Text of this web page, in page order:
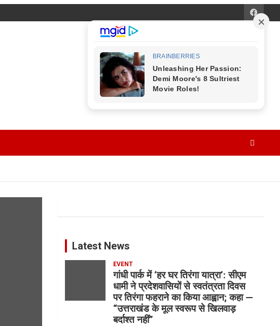
Latest News
EVENT
गांधी पार्क में ‘हर घर तिरंगा यात्रा’: सीएम
धामी ने प्रदेशवासियों से स्वतंत्रता दिवस
पर तिरंगा फहराने का किया आह्वान; कहा —
“उत्तराखंड के मूल स्वरूप से खिलवाड़
बर्दाश्त नहीं”